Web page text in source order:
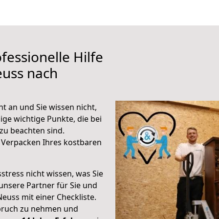
Hilfe
nach
an und Sie wissen nicht,
wichtige Punkte, die bei
beachten sind.
Ihres kostbaren
nicht wissen, was Sie
Partner für Sie und
mit einer Checkliste.
zu nehmen und